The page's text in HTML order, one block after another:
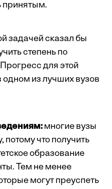
принятым.
задачей сказал бы
степень по
для этой
одном из лучших вузов
многие вузы
потому что получить
образование
Тем не менее
могут преуспеть